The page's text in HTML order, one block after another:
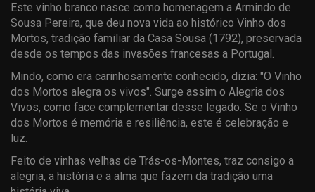
Este vinho branco nasce como homenagem a Armindo de
Sousa Pereira, que deu nova vida ao histórico Vinho dos
Mortos, tradição familiar da Casa Sousa (1792), preservada
desde os tempos das invasões francesas a Portugal.
Mindo, como era carinhosamente conhecido, dizia: "O Vinho
dos Mortos alegra os vivos". Surge assim o Alegria dos
Vivos, como face complementar desse legado. Se o Vinho
dos Mortos é memória e resiliência, este é celebração e
luz.
Feito de vinhas velhas de Trás-os-Montes, traz consigo a
alegria, a história e a alma que fazem da tradição uma